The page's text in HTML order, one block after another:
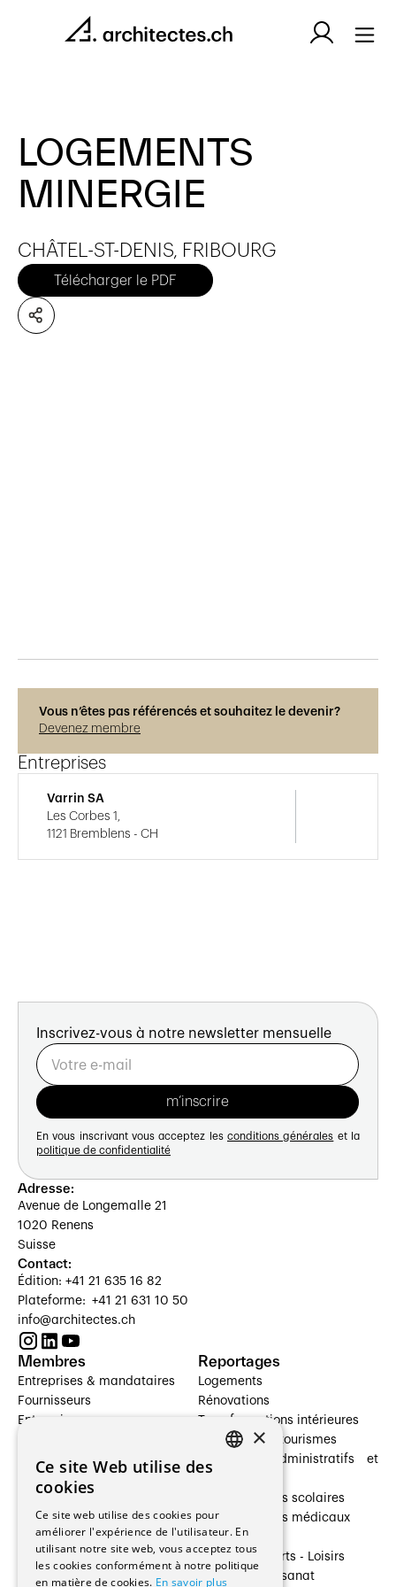
LOGEMENTS
MINERGIE
CHÂTEL-ST-DENIS, FRIBOURG
Télécharger le PDF
Vous n’êtes pas référencés et souhaitez le devenir?
Devenez membre
Entreprises
Varrin SA
Les Corbes 1,
1121 Bremblens - CH
Inscrivez-vous à notre newsletter mensuelle
En vous inscrivant vous acceptez les conditions générales et la
politique de confidentialité
Adresse:
Avenue de Longemalle 21
1020 Renens
Suisse
Contact:
Édition: +41 21 635 16 82
Plateforme: +41 21 631 10 50
info@architectes.ch
Membres
Entreprises & mandataires
Fournisseurs
Entreprises
Architectes paysagistes
Architectes d'intérieur
Entreprises générales
Ingénieurs et mandataires
Fabricants / Fournisseurs
Reportages
Logements
Rénovations
Transformations intérieures
Hôtelleries et tourismes
Bâtiments administratifs et
Établissements scolaires
Établissements médicaux
Villas
Cultures - Sports - Loisirs
Industrie - Artisanat
×
Ce site Web utilise des
cookies
Ce site web utilise des cookies pour
améliorer l'expérience de l'utilisateur. En
utilisant notre site web, vous acceptez tous
les cookies conformément à notre politique
en matière de cookies. En savoir plus